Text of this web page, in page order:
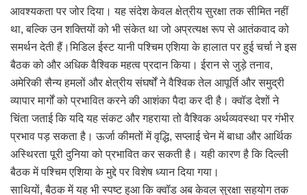
आवश्यकता पर जोर दिया। यह संदेश केवल क्षेत्रीय सुरक्षा तक सीमित नहीं
था, बल्कि उन शक्तियों को भी संकेत था जो अप्रत्यक्ष रूप से आतंकवाद को
समर्थन देती हैं।मिडिल ईस्ट यानी पश्चिम एशिया के हालात पर हुई चर्चा ने इस
बैठक को और अधिक वैश्विक महत्व प्रदान किया। ईरान से जुड़े तनाव,
अमेरिकी सैन्य हमलों और क्षेत्रीय संघर्षों ने वैश्विक तेल आपूर्ति और समुद्री
व्यापार मार्गों को प्रभावित करने की आशंका पैदा कर दी है। क्वॉड देशों ने
चिंता जताई कि यदि यह संकट और गहराया तो वैश्विक अर्थव्यवस्था पर गंभीर
प्रभाव पड़ सकता है। ऊर्जा कीमतों में वृद्धि, सप्लाई चेन में बाधा और आर्थिक
अस्थिरता पूरी दुनिया को प्रभावित कर सकती है। यही कारण है कि दिल्ली
बैठक में पश्चिम एशिया के मुद्दे पर विशेष ध्यान दिया गया।
साथियों, बैठक में यह भी स्पष्ट हुआ कि क्वॉड अब केवल सुरक्षा सहयोग तक